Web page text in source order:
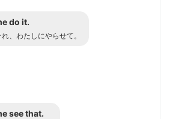
do it.
、わたしにやらせて。
see that.